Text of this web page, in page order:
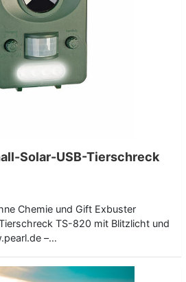
Solar-USB-Tierschreck
Chemie und Gift Exbuster
TS-820 mit Blitzlicht und
–…